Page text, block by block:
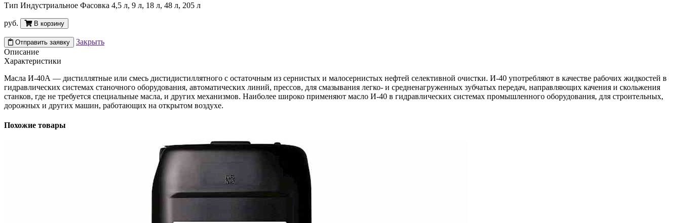
Тип Индустриальное Фасовка 4,5 л, 9 л, 18 л, 48 л, 205 л
руб. В корзину
Отправить заявку
Закрыть
Описание
Характеристики
Масла И-40А — дистиллятные или смесь дистидистиллятного с остаточным из сернистых и малосернистых нефтей селективной очистки. И-40 употребляют в качестве рабочих жидкостей в
гидравлических системах станочного оборудования, автоматических линий, прессов, для смазывания легко- и средненагруженных зубчатых передач, направляющих качения и скольжения
станков, где не требуется специальные масла, и других механизмов. Наиболее широко применяют масло И-40 в гидравлических системах промышленного оборудования, для строительных,
дорожных и других машин, работающих на открытом воздухе.
Похожие товары